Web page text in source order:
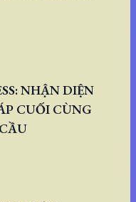
NHẬN DIỆN
CUỐI CÙNG